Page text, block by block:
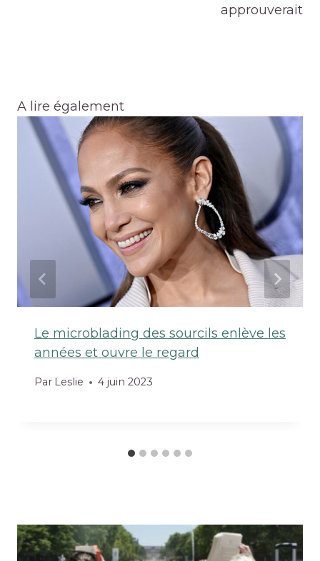
approuverait
A lire également
Le microblading des sourcils enlève les
années et ouvre le regard
Par Leslie 4 juin 2023